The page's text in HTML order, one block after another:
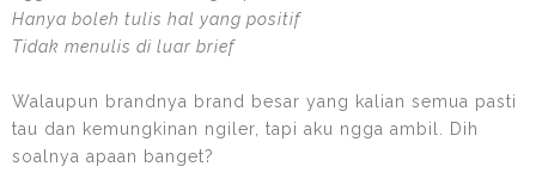
Hanya boleh tulis hal yang positif
Tidak menulis di luar brief
Walaupun brandnya brand besar yang kalian semua pasti
tau dan kemungkinan ngiler, tapi aku ngga ambil. Dih
soalnya apaan banget?